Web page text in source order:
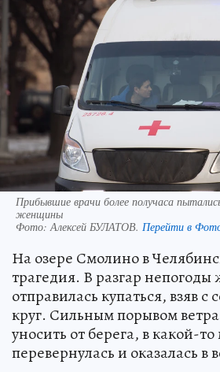
Прибывшие врачи более получаса
женщины
Фото:Алексей БУЛАТОВ. Перейти в
На озере Смолино в
трагедия. В разгар
отправилась купаться, взяв с
круг. Сильным порывом
уносить от берега, в какой-
перевернулась и оказалась в